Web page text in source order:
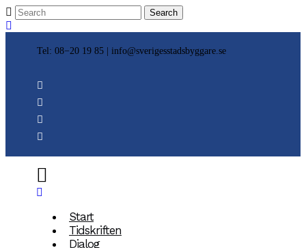
Tel: 08−20 19 85 | info@sverigesstadsbyggare.se
Start
Tidskriften
Dialog